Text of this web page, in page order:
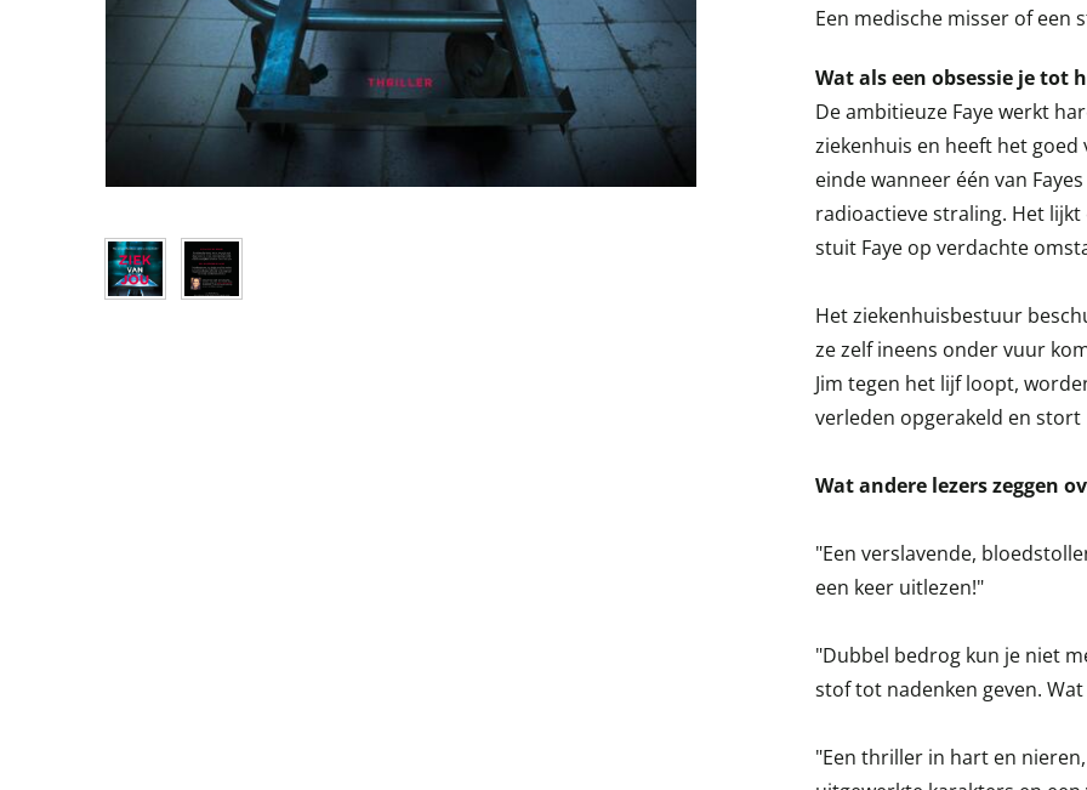
Een medische misser of een
Wat als een obsessie je tot
De ambitieuze Faye werkt
ziekenhuis en heeft het
einde wanneer één van
radioactieve straling. Het
stuit Faye op verdachte
Het ziekenhuisbestuur
ze zelf ineens onder vuur
Jim tegen het lijf loopt,
verleden opgerakeld en
Wat andere lezers zeggen
"Een verslavende,
een keer uitlezen!"
"Dubbel bedrog kun je niet
stof tot nadenken geven.
"Een thriller in hart en